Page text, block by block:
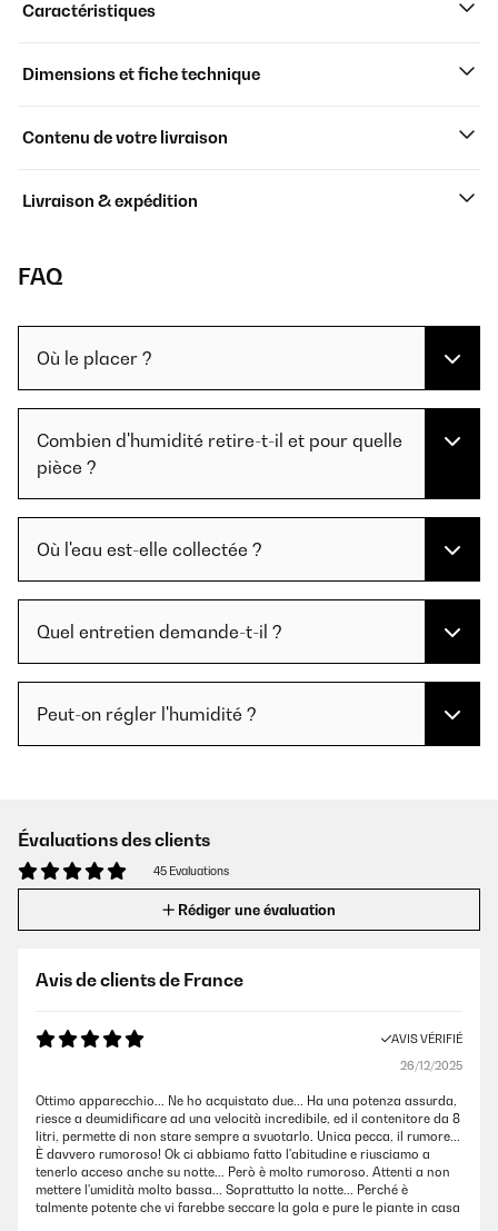
Caractéristiques
Dimensions et fiche technique
Contenu de votre livraison
Livraison & expédition
FAQ
Où le placer ?
Combien d'humidité retire-t-il et pour quelle
pièce ?
Où l'eau est-elle collectée ?
Quel entretien demande-t-il ?
Peut-on régler l'humidité ?
Évaluations des clients
45 Evaluations
Rédiger une évaluation
Avis de clients de France
AVIS VÉRIFIÉ
26/12/2025
Ottimo apparecchio... Ne ho acquistato due... Ha una potenza assurda,
riesce a deumidificare ad una velocità incredibile, ed il contenitore da 8
litri, permette di non stare sempre a svuotarlo. Unica pecca, il rumore...
È davvero rumoroso! Ok ci abbiamo fatto l'abitudine e riusciamo a
tenerlo acceso anche su notte... Però è molto rumoroso. Attenti a non
mettere l'umidità molto bassa... Soprattutto la notte... Perché è
talmente potente che vi farebbe seccare la gola e pure le piante in casa